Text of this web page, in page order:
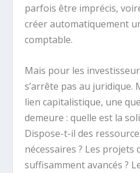
parfois être imprécis,
créer automatiquement
comptable.
Mais pour les
s’arrête pas au juridique.
lien capitalistique, une
demeure : quelle est la
Dispose-t-il des
nécessaires ? Les projets
suffisamment avancés ?